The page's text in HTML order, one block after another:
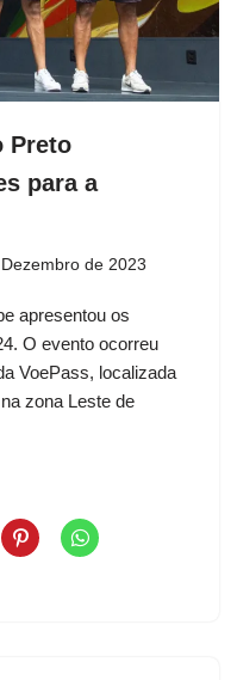
Preto
para a
de 2023
apresentou os
O evento ocorreu
VoePass, localizada
zona Leste de